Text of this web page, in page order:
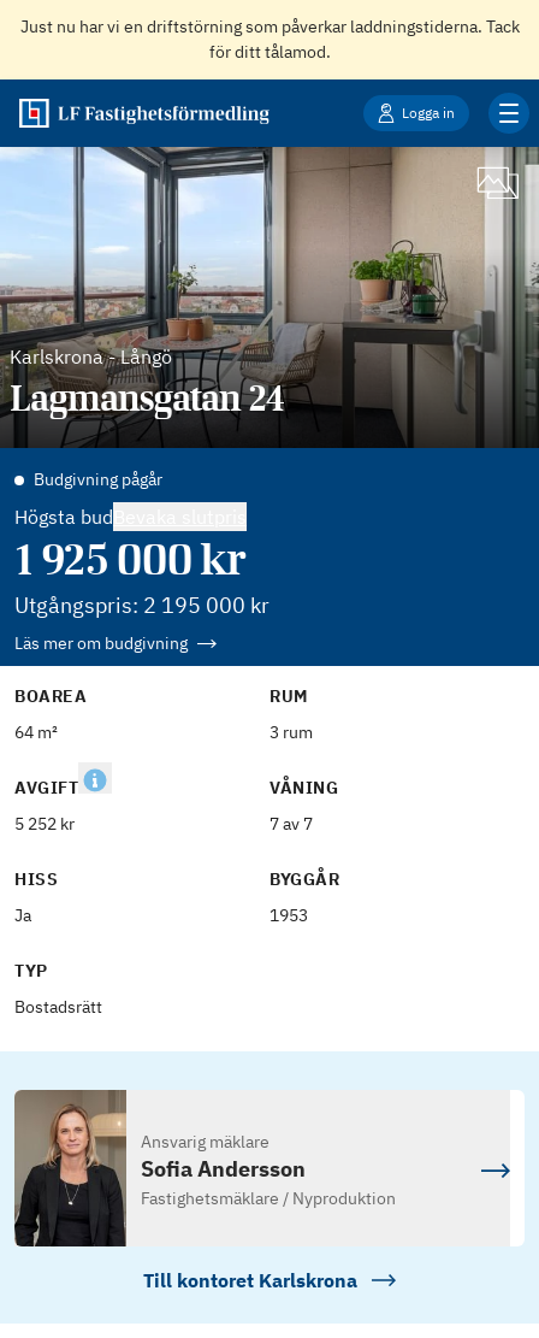
Just nu har vi en driftstörning som påverkar laddningstiderna. Tack
för ditt tålamod.
Logga in
Karlskrona-Långö
Lagmansgatan 24
Budgivning pågår
Högsta bud
1 925 000kr
Utgångspris: 2 195 000 kr
Läs mer om budgivning
BOAREA
64 m²
RUM
3 rum
AVGIFT
5 252 kr
VÅNING
7 av 7
HISS
Ja
BYGGÅR
1953
TYP
Bostadsrätt
Ansvarig mäklare
Sofia Andersson
Fastighetsmäklare / Nyproduktion
Till kontoret Karlskrona